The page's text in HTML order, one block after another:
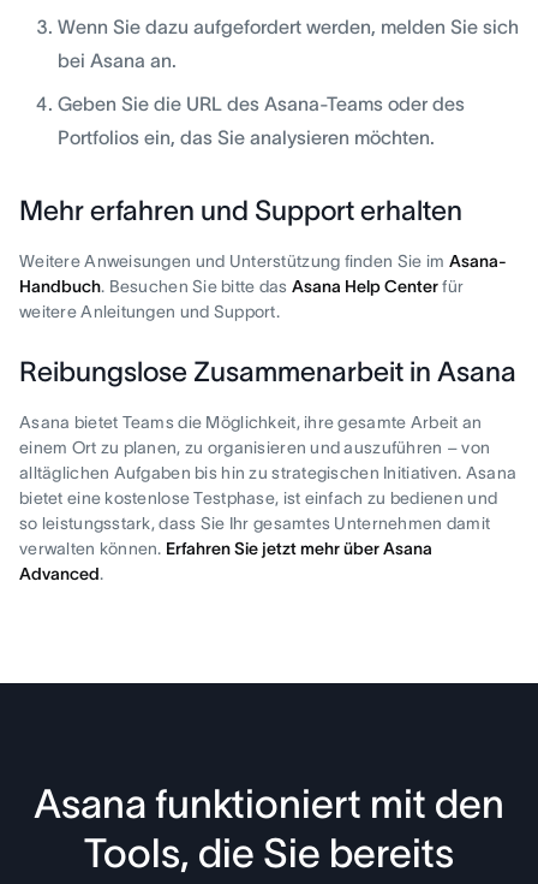
Wenn Sie dazu aufgefordert werden, melden Sie sich
bei Asana an.
Geben Sie die URL des Asana-Teams oder des
Portfolios ein, das Sie analysieren möchten.
Mehr erfahren und Support erhalten
Weitere Anweisungen und Unterstützung finden Sie im Asana-
Handbuch. Besuchen Sie bitte das Asana Help Centerfür
weitere Anleitungen und Support.
Reibungslose Zusammenarbeit in Asana
Asana bietet Teams die Möglichkeit, ihre gesamte Arbeit an
einem Ort zu planen, zu organisieren und auszuführen – von
alltäglichen Aufgaben bis hin zu strategischen Initiativen. Asana
bietet eine kostenlose Testphase, ist einfach zu bedienen und
so leistungsstark, dass Sie Ihr gesamtes Unternehmen damit
verwalten können. Erfahren Sie jetzt mehr über Asana
Advanced.
Asana funktioniert mit den
Tools, die Sie bereits